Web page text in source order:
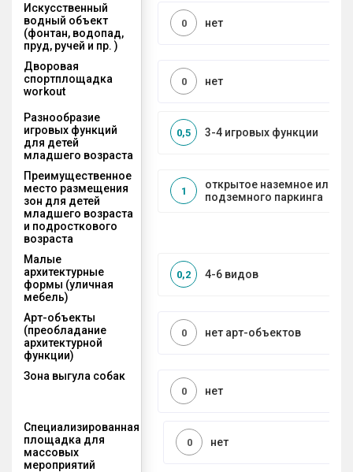
Искусственный
водный объект
(фонтан, водопад,
пруд, ручей и пр. )
нет
0
Дворовая
спортплощадка
workout
нет
0
Разнообразие
игровых функций
для детей
младшего возраста
3-4 игровых функции
0,5
Преимущественное
место размещения
зон для детей
младшего возраста
и подросткового
возраста
открытое наземное или на
подземного паркинга
1
Малые
архитектурные
формы (уличная
мебель)
4-6 видов
0,2
Арт-объекты
(преобладание
архитектурной
функции)
нет арт-объектов
0
Зона выгула собак
нет
0
Специализированная
площадка для
массовых
мероприятий
нет
0